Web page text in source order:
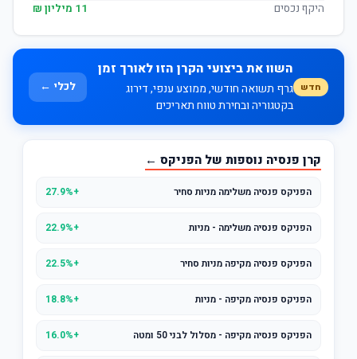
היקף נכסים
11 מיליון ₪
חדש
השוו את ביצועי הקרן הזו לאורך זמן
גרף תשואה חודשי, ממוצע ענפי, דירוג
בקטגוריה ובחירת טווח תאריכים
לכלי ←
קרן פנסיה נוספות של הפניקס ←
הפניקס פנסיה משלימה מניות סחיר +27.9%
הפניקס פנסיה משלימה - מניות +22.9%
הפניקס פנסיה מקיפה מניות סחיר +22.5%
הפניקס פנסיה מקיפה - מניות +18.8%
הפניקס פנסיה מקיפה - מסלול לבני 50 ומטה +16.0%